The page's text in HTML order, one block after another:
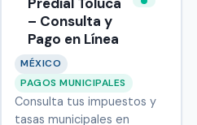
– Consulta y
Pago en Línea
MÉXICO
PAGOS MUNICIPALES
Consulta tus impuestos y
tasas municipales en